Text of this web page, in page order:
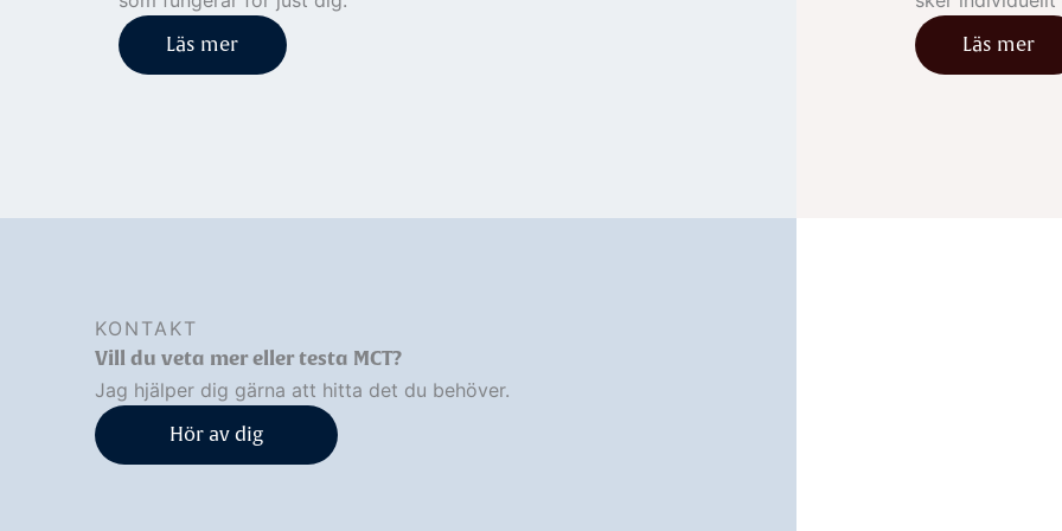
Läs mer
Läs mer
KONTAKT
Vill du veta mer eller testa MCT?
Jag hjälper dig gärna att hitta det du behöver.
Hör av dig